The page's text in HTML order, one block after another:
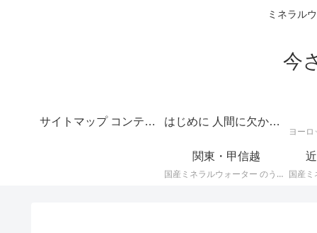
ミネラル
今
サイトマップ コンテンツの目次 はじめに 人間に欠かせない水のテーマは深いというご挨拶
関東・甲信越
国産ミネラルウォーター のうち、 関東・甲信越地方のミネラルウォーター に関する情報です。